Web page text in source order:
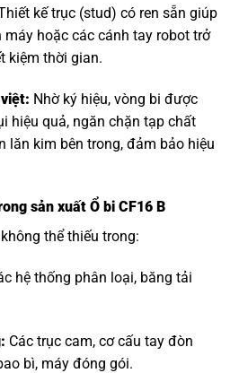
kế trục (stud) có ren sẵn giúp
hoặc các cánh tay robot trở
kiệm thời gian.
Nhờ ký hiệu, vòng bi được
hiệu quả, ngăn chặn tạp chất
lăn kim bên trong, đảm bảo hiệu
sản xuất Ổ bi CF16 B
thể thiếu trong:
hệ thống phân loại, băng tải
Các trục cam, cơ cấu tay đòn
bì, máy đóng gói.